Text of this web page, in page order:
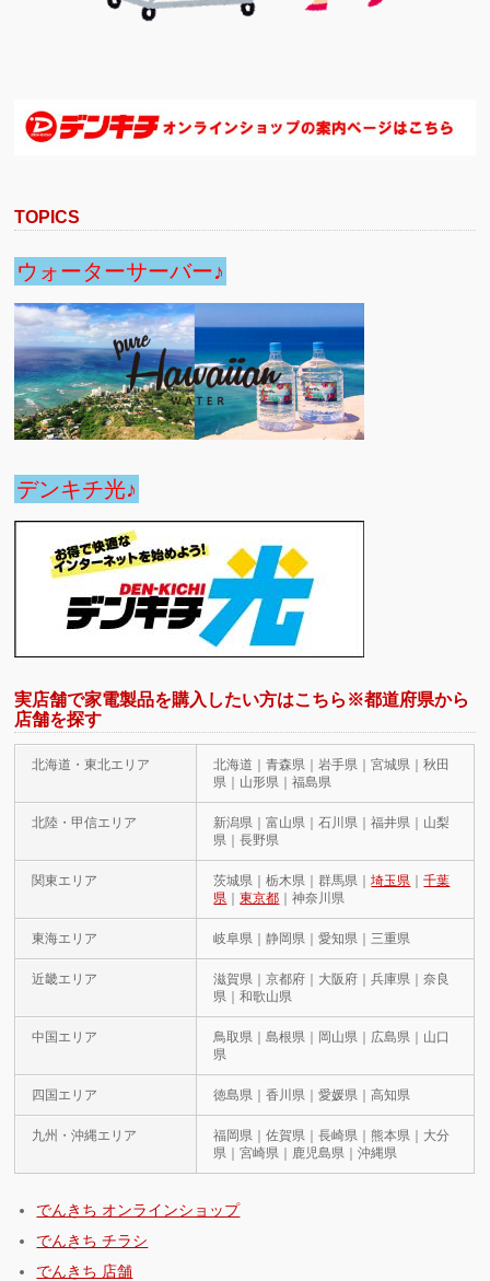
TOPICS
ウォーターサーバー♪
デンキチ光♪
実店舗で家電製品を購入したい方はこちら※都道府県から
店舗を探す
北海道・東北エリア
北海道｜青森県｜岩手県｜宮城県｜秋田
県｜山形県｜福島県
北陸・甲信エリア
新潟県｜富山県｜石川県｜福井県｜山梨
県｜長野県
関東エリア 茨城県｜栃木県｜群馬県｜埼玉県 ｜千葉
県 ｜東京都 ｜神奈川県
東海エリア 岐阜県｜静岡県｜愛知県｜三重県
近畿エリア
滋賀県｜京都府｜大阪府｜兵庫県｜奈良
県｜和歌山県
中国エリア
鳥取県｜島根県｜岡山県｜広島県｜山口
県
四国エリア 徳島県｜香川県｜愛媛県｜高知県
九州・沖縄エリア
福岡県｜佐賀県｜長崎県｜熊本県｜大分
県｜宮崎県｜鹿児島県｜沖縄県
でんきち オンラインショップ
でんきち チラシ
でんきち 店舗